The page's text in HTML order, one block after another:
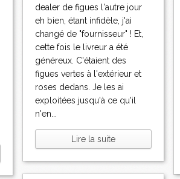
dealer de figues l'autre jour
eh bien, étant infidèle, j'ai
changé de "fournisseur" ! Et,
cette fois le livreur a été
généreux. C'étaient des
figues vertes à l'extérieur et
roses dedans. Je les ai
exploitées jusqu'à ce qu'il
n'en...
Lire la suite